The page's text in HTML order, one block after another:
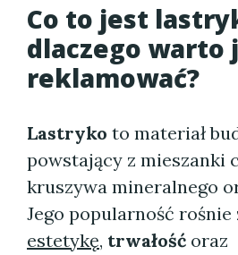
Co to jest
dlaczego warto
reklamować?
Lastryko to materiał
powstający z mieszanki
kruszywa mineralnego
Jego popularność rośnie
estetykę, trwałość oraz